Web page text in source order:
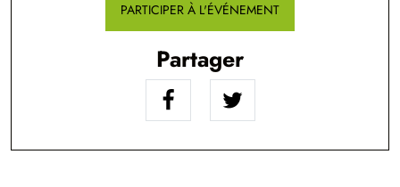
PARTICIPER À L'ÉVÉNEMENT
Partager